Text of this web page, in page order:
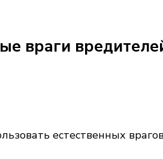
враги
естественных